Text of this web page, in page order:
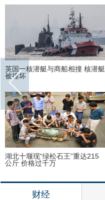
英国一核潜艇与商船相撞 核潜艇
被撞坏
湖北十堰现“绿松石王”重达215
公斤 价格过千万
财经